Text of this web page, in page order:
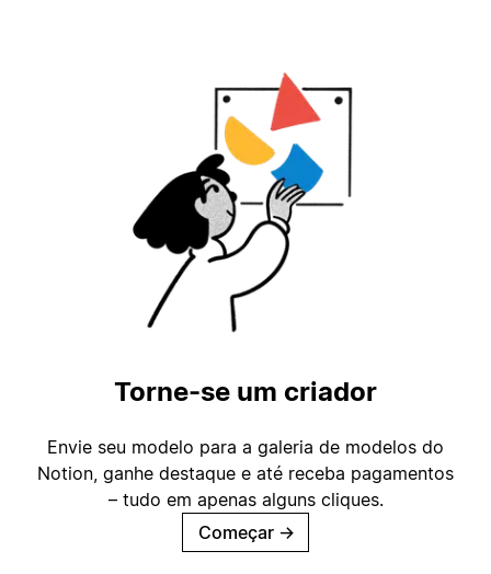
Torne-se um criador
Envie seu modelo para a galeria de modelos do
Notion, ganhe destaque e até receba pagamentos
– tudo em apenas alguns cliques.
Começar →